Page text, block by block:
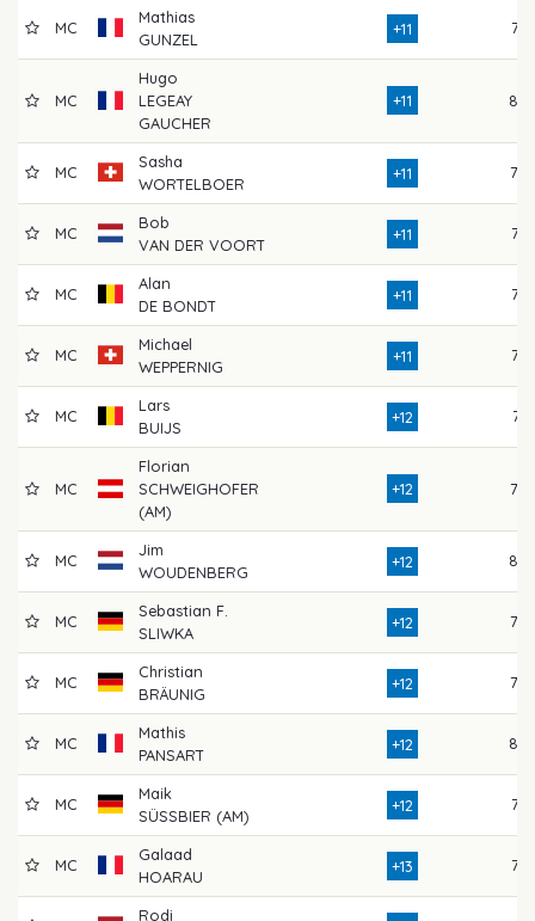
MC
Mathias
GUNZEL
+11 77
MC
Hugo
LEGEAY
GAUCHER
+11 80
MC
Sasha
WORTELBOER
+11 78
MC
Bob
VAN DER VOORT
+11 77
MC
Alan
DE BONDT
+11 76
MC
Michael
WEPPERNIG
+11 77
MC
Lars
BUIJS
+12 74
MC
Florian
SCHWEIGHOFER
(AM)
+12 79
MC
Jim
WOUDENBERG
+12 80
MC
Sebastian F.
SLIWKA
+12 79
MC
Christian
BRÄUNIG
+12 79
MC
Mathis
PANSART
+12 80
MC
Maik
SÜSSBIER (AM)
+12 76
MC
Galaad
HOARAU
+13 75
Rodi